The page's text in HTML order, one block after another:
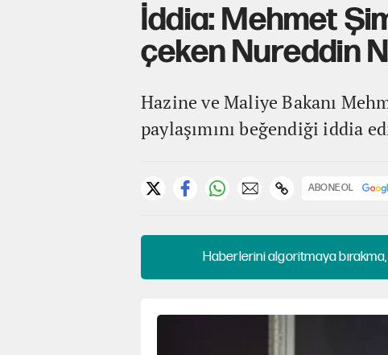
İddia: Mehmet
çeken Nureddin
Hazine ve Maliye Bakanı
paylaşımını beğendiği iddia
ABONE OL
Haberlerini algoritmaya